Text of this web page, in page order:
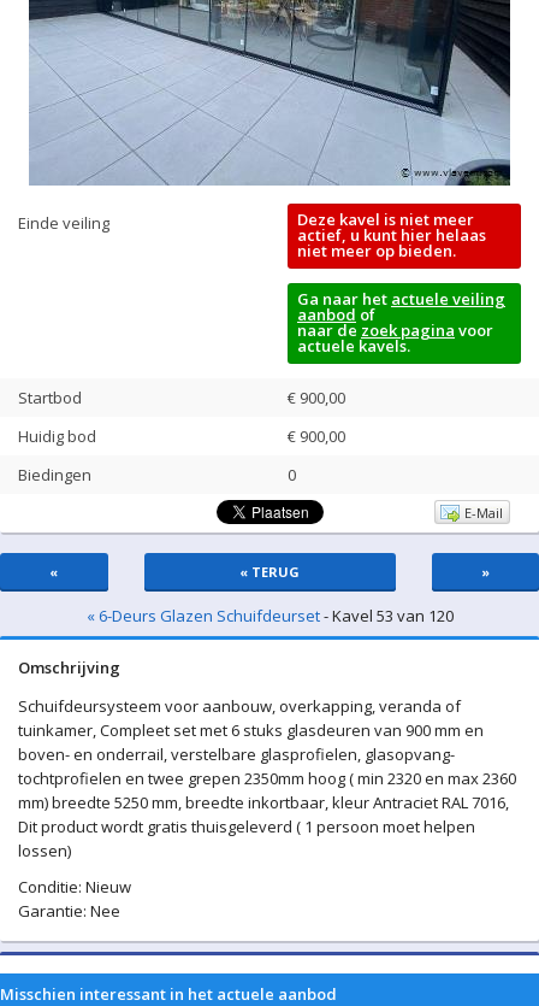
Einde veiling Deze kavel is niet meer
actief, u kunt hier helaas
niet meer op bieden.
Ga naar het actuele veiling
aanbod of
naar de zoek pagina voor
actuele kavels.
Startbod
€ 900,00
Huidig bod
€ 900,00
Biedingen
0
E-Mail
« « TERUG »
« 6-Deurs Glazen Schuifdeurset- Kavel 53 van 120
Omschrijving
Schuifdeursysteem voor aanbouw, overkapping, veranda of
tuinkamer, Compleet set met 6 stuks glasdeuren van 900 mm en
boven- en onderrail, verstelbare glasprofielen, glasopvang-
tochtprofielen en twee grepen 2350mm hoog ( min 2320 en max 2360
mm) breedte 5250 mm, breedte inkortbaar, kleur Antraciet RAL 7016,
Dit product wordt gratis thuisgeleverd ( 1 persoon moet helpen
lossen)
Conditie: Nieuw
Garantie: Nee
Misschien interessant in het actuele aanbod